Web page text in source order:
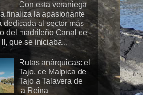
Con esta veraniega
finaliza la apasionante
dedicada al sector más
del madrileño Canal de
II, que se iniciaba...
Rutas anárquicas: el
Tajo, de Malpica de
Tajo a Talavera de
la Reina